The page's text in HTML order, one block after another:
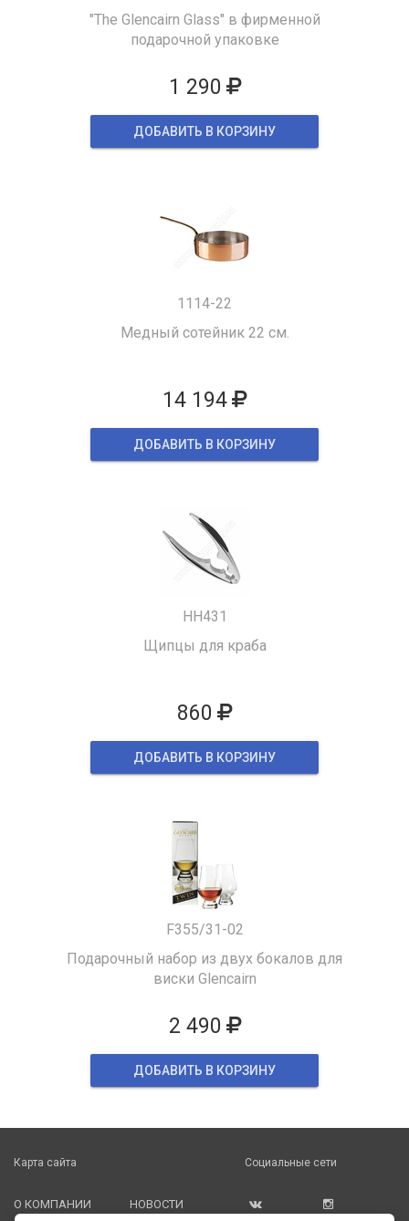
"The Glencairn Glass" в фирменной
подарочной упаковке
1 290
ДОБАВИТЬ В КОРЗИНУ
1114-22
Медный сотейник 22 см.
14 194
ДОБАВИТЬ В КОРЗИНУ
HH431
Щипцы для краба
860
ДОБАВИТЬ В КОРЗИНУ
F355/31-02
Подарочный набор из двух бокалов для
виски Glencairn
2 490
ДОБАВИТЬ В КОРЗИНУ
Карта сайта
О КОМПАНИИ НОВОСТИ
Социальные сети